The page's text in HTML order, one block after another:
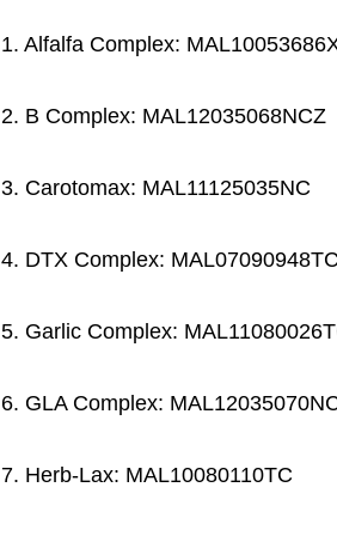
1. Alfalfa Complex:
2. B Complex: MAL12035068NCZ
3. Carotomax: MAL11125035NC
4. DTX Complex: MAL07090948TC
5. Garlic Complex:
6. GLA Complex:
7. Herb-Lax: MAL10080110TC